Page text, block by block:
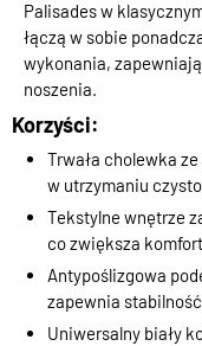
Palisades w
łączą w sobie
wykonania,
noszenia.
Korzyści:
Trwała cholewka
w utrzymaniu
Tekstylne wnętrze
co zwiększa
Antypoślizgowa
zapewnia
Uniwersalny biały